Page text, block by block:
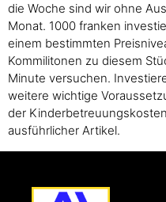
die Woche sind wir ohne
Monat. 1000 franken
einem bestimmten
Kommilitonen zu diesem
Minute versuchen.
weitere wichtige
der
ausführlicher Artikel.